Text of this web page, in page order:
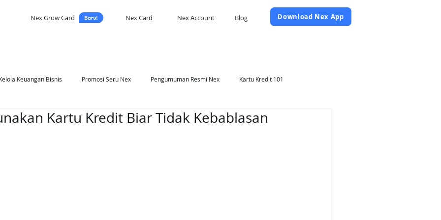
Daftar Sekarang
Nex Grow Card Nex Card Nex Account Blog Download Nex App
Keuangan Bisnis Promosi Seru Nex Pengumuman Resmi Nex Kartu Kredit 101
Nex Self Development
Kartu Kredit Biar Tidak Kebablasan